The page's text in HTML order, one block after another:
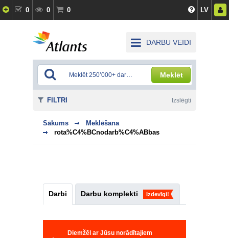
0 0 0 LV
DARBU VEIDI
Meklēt
Sākums
Meklēšana
rota%C4%BCnodarb%C4%ABbas
Darbi Darbu komplekti Izdevīgi!
Diemžēl ar Jūsu norādītajiem
FILTRI Izslēgti